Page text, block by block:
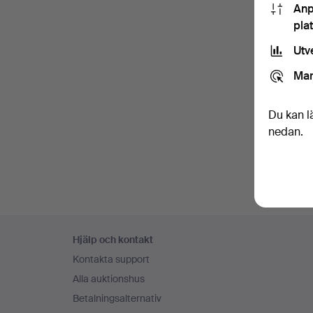
Hjälp och kontakt
Kontakta support
Alla auktionshus
Betalningsalternativ
Du kan
nedan.